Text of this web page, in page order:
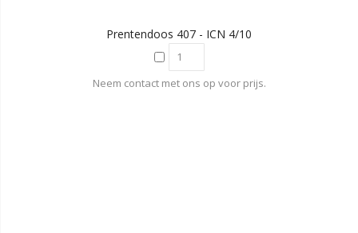
Prentendoos 407 - ICN 4/10
Neem contact met ons op voor prijs.